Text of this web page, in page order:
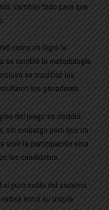
cambiar todo para que
como un logro la
se cambió la metodología
se modificó los
los ganadores.
del juego se decidió
sin embargo para que un
abrir la participación sino
los candidatos.
al puro estilo del sistema
armó su propia